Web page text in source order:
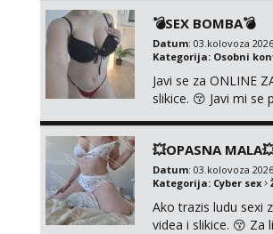
💣SEX BOMBA💣
Datum: 03.kolovoza
Kategorija: Osobni
Javi se za ONLINE
slikice. 😚 Javi mi
💥OPASNA
Datum: 03.kolovoza
Kategorija: Cyber sex
Ako trazis ludu sexi
videa i slikice. 😚 Za